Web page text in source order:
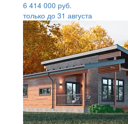
6 414 000 руб.
только до 31 августа